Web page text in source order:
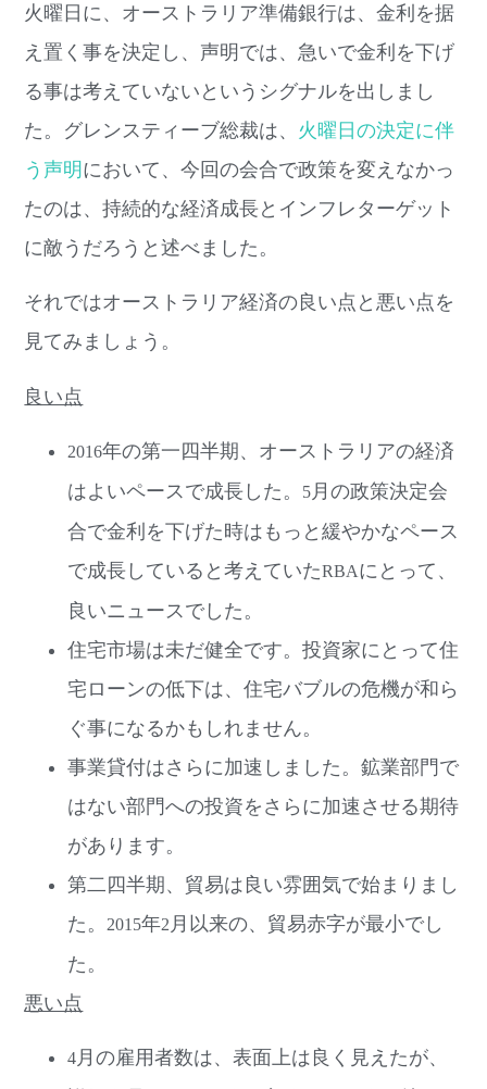
火曜日に、オーストラリア準備銀行は、金利を据
え置く事を決定し、声明では、急いで金利を下げ
る事は考えていないというシグナルを出しまし
た。グレンスティーブ総裁は、 火曜日の決定に伴
う声明 において、今回の会合で政策を変えなかっ
たのは、持続的な経済成長とインフレターゲット
に敵うだろうと述べました。
それではオーストラリア経済の良い点と悪い点を
見てみましょう。
良い点
2016年の第一四半期、オーストラリアの経済
はよいペースで成長した。
5月の政策決定会
合で金利を下げた時はもっと緩やかなペース
で成長していると考えていたRBAにとって、
良いニュースでした。
住宅市場は未だ健全です。投資家にとって住
宅ローンの低下は、住宅バブルの危機が和ら
ぐ事になるかもしれません。
事業貸付はさらに加速しました。鉱業部門で
はない部門への投資をさらに加速させる期待
があります。
第二四半期、貿易は良い雰囲気で始まりまし
た。2015年2 月以来の、貿易赤字が最小でし
た。
悪い点
4月の雇用者数は、表面上は良く見えたが、